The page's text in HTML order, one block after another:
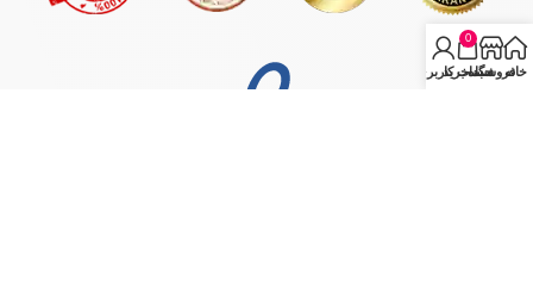
خانهفروشگاه
0
سبد خرید
حساب کاربری من